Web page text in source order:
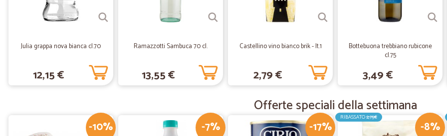
Servizio buono
Servizio buono
—Ferruccio S.
Merce ordinata ben
Merce ordinata ben confezionata
Julia grappa nova bianca cl.70
12,15 €
Ramazzotti Sambuca 70 cl.
13,55 €
Castellino vino bianco brik - lt.1
2,79 €
Bottebuona trebbiano rubicone
cl.75
3,49 €
Offerte speciali della settimana
-10% -7% -17% -8%
RIBASSATO2,75€